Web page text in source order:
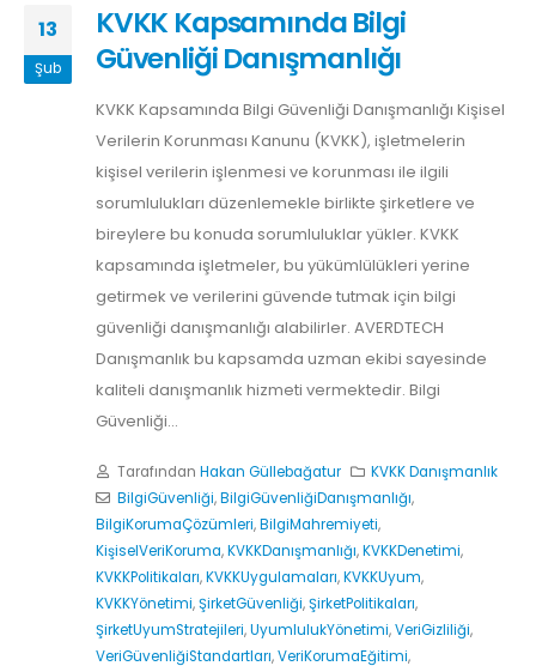
13
Şub
KVKK Kapsamında Bilgi
Güvenliği Danışmanlığı
KVKK Kapsamında Bilgi Güvenliği Danışmanlığı Kişisel
Verilerin Korunması Kanunu (KVKK), işletmelerin
kişisel verilerin işlenmesi ve korunması ile ilgili
sorumlulukları düzenlemekle birlikte şirketlere ve
bireylere bu konuda sorumluluklar yükler. KVKK
kapsamında işletmeler, bu yükümlülükleri yerine
getirmek ve verilerini güvende tutmak için bilgi
güvenliği danışmanlığı alabilirler. AVERDTECH
Danışmanlık bu kapsamda uzman ekibi sayesinde
kaliteli danışmanlık hizmeti vermektedir. Bilgi
Güvenliği...
Tarafından Hakan Güllebağatur
KVKK Danışmanlık
BilgiGüvenliği,BilgiGüvenliğiDanışmanlığı,
BilgiKorumaÇözümleri,BilgiMahremiyeti,
KişiselVeriKoruma,KVKKDanışmanlığı,KVKKDenetimi,
KVKKPolitikaları,KVKKUygulamaları,KVKKUyum,
KVKKYönetimi,ŞirketGüvenliği,ŞirketPolitikaları,
ŞirketUyumStratejileri,UyumlulukYönetimi,VeriGizliliği,
VeriGüvenliğiStandartları,VeriKorumaEğitimi,